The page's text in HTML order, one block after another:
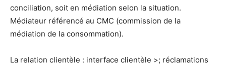
conciliation, soit en médiation selon la situation.
Médiateur référencé au CMC (commission de la
médiation de la consommation).
La relation clientèle : interface clientèle >; réclamations